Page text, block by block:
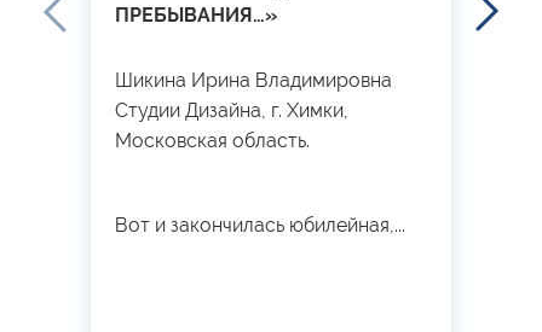
ПРЕБЫВАНИЯ…»
Шикина Ирина Владимировна
Студии Дизайна, г. Химки,
Московская область.
Вот и закончилась юбилейная,...